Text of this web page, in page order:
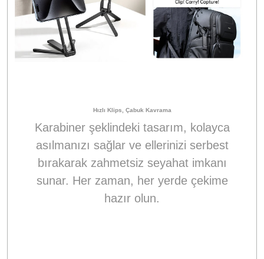
Hızlı Klips, Çabuk Kavrama
Karabiner şeklindeki tasarım, kolayca
asılmanızı sağlar ve ellerinizi serbest
bırakarak zahmetsiz seyahat imkanı
sunar. Her zaman, her yerde çekime
hazır olun.